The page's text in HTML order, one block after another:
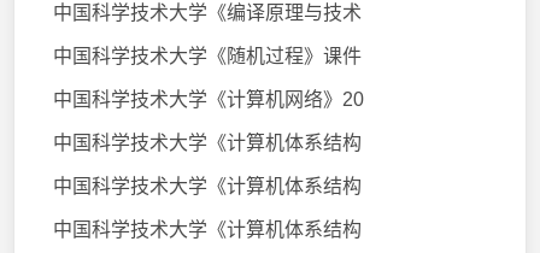
中国科学技术大学《编译原理与技术
中国科学技术大学《随机过程》课件
中国科学技术大学《计算机网络》20
中国科学技术大学《计算机体系结构
中国科学技术大学《计算机体系结构
中国科学技术大学《计算机体系结构